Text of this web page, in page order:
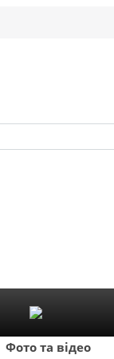
Фото та відео